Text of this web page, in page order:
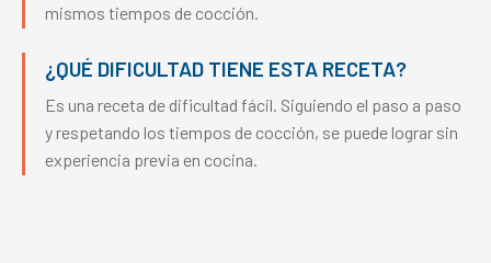
mismos tiempos de cocción.
¿QUÉ DIFICULTAD TIENE ESTA RECETA?
Es una receta de dificultad fácil. Siguiendo el paso a paso
y respetando los tiempos de cocción, se puede lograr sin
experiencia previa en cocina.